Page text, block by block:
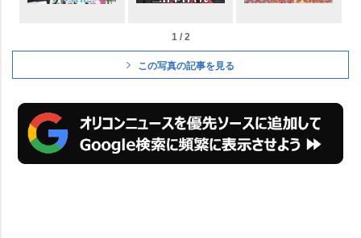
1 / 2
この写真の記事を見る